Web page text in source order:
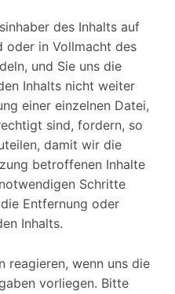
des Inhalts auf
oder in Vollmacht des
und Sie uns die
Inhalts nicht weiter
einer einzelnen Datei,
sind, fordern, so
damit wir die
betroffenen Inhalte
Schritte
Entfernung oder
Inhalts.
reagieren, wenn uns die
vorliegen. Bitte